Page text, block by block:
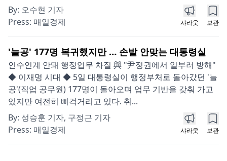
By: 오수현 기자
Press: 매일경제 샤라웃 보관
'늘공' 177명 복귀했지만 … 손발 안맞는 대통령실
인수인계 안돼 행정업무 차질 與 "尹정권에서 일부러 방해"
◆ 이재명 시대 ◆ 5일 대통령실이 행정부처로 돌아갔던 '늘
공'(직업 공무원) 177명이 돌아오며 업무 기반을 갖춰 가고
있지만 여전히 삐걱거리고 있다. 취...
By: 성승훈 기자, 구정근 기자
Press: 매일경제 샤라웃 보관